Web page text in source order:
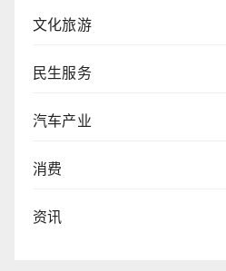
文化旅游
民生服务
汽车产业
消费
资讯